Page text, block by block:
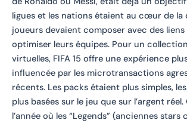
ligues et les nations étaient au cœur de la
joueurs devaient composer avec des
optimiser leurs équipes. Pour un
virtuelles, FIFA 15 offre une expérience
influencée par les microtransactions
récents. Les packs étaient plus simples,
plus basées sur le jeu que sur l’argent réel.
l’année où les “Legends” (anciennes stars